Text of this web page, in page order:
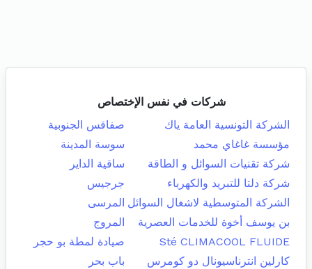
شركات في نفس الإختصاص
الشركة التونسية العامة ياك
صفاقس الجنوبية
مؤسسة غاغاي محمد
سوسة المدينة
شركة تقنيات السوائل و الطاقة
ساقية الداير
شركة دلتا للتبريد والكهرباء
جرجيس
الشركة المتوسطية لاشغال السوائل المرسى
بن يوسف أخوة للخدمات العصرية
المروج
Sté CLIMACOOL FLUIDE
صيادة لمطة بو حجر
كارلين انترناسيونال دو كومرس
باب بحر